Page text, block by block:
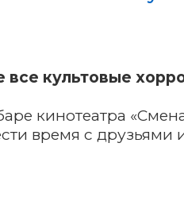
культовые
кинотеатра
время с друзьями